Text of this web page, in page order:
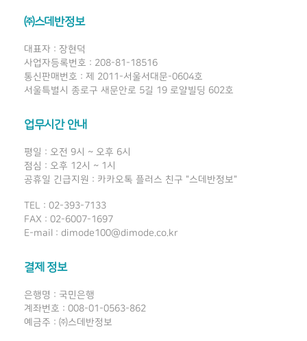
㈜스데반정보
대표자 : 장현덕
사업자등록번호 : 208-81-18516
통신판매번호 : 제 2011-서울서대문-0604호
서울특별시 종로구 새문안로 5길 19 로얄빌딩 602호
업무시간 안내
평일 : 오전 9시 ~ 오후 6시
점심 : 오후 12시 ~ 1시
공휴일 긴급지원 : 카카오톡 플러스 친구 "스데반정보"
TEL : 02-393-7133
FAX : 02-6007-1697
E-mail : dimode100@dimode.co.kr
결제 정보
은행명 : 국민은행
계좌번호 : 008-01-0563-862
예금주 : ㈜스데반정보